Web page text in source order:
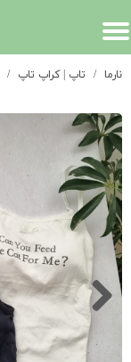
نارما تاپ | کراپ تاپ